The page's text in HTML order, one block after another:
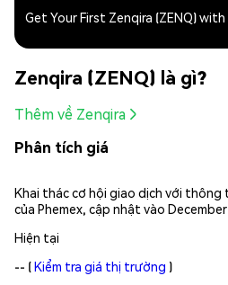
Get Your First Zenqira (ZENQ) with
Zenqira (ZENQ) là gì?
Thêm về Zenqira
Phân tích giá
Khai thác cơ hội giao dịch với
của Phemex, cập nhật vào December
Hiện tại
-- (Kiểm tra giá thị trường )